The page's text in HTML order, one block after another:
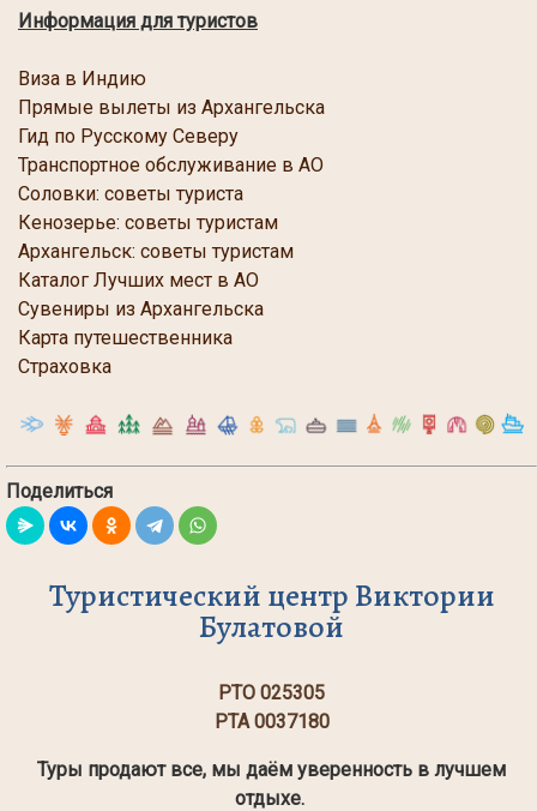
Информация для туристов
Виза в Индию
Прямые вылеты из Архангельска
Гид по Русскому Северу
Транспортное обслуживание в АО
Соловки: советы туриста
Кенозерье: советы туристам
Архангельск: советы туристам
Каталог Лучших мест в АО
Сувениры из Архангельска
Карта путешественника
Страховка
Поделиться
Туристический центр Виктории
Булатовой
РТО 025305
РТА 0037180
Туры продают все, мы даём уверенность в лучшем
отдыхе.